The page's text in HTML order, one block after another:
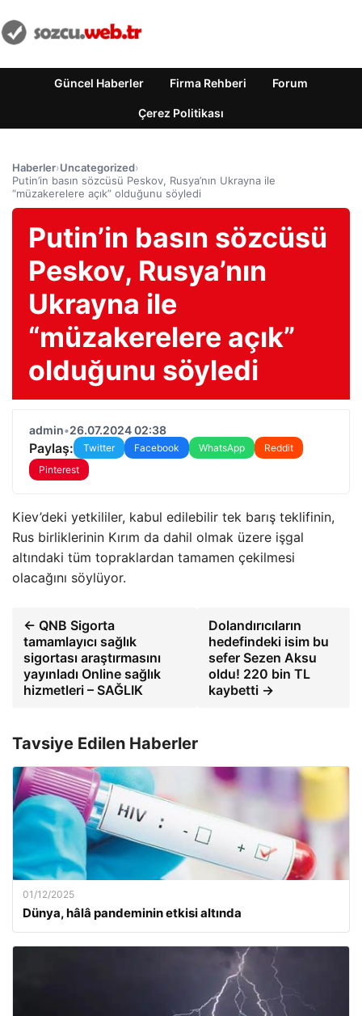
Güncel Haberler Firma Rehberi Forum
Çerez Politikası
Haberler›Uncategorized›
Putin’in basın sözcüsü Peskov, Rusya’nın Ukrayna ile
“müzakerelere açık” olduğunu söyledi
Putin’in basın sözcüsü
Peskov, Rusya’nın
Ukrayna ile
“müzakerelere açık”
olduğunu söyledi
admin•26.07.2024 02:38
Paylaş: Twitter Facebook WhatsApp
Reddit
Pinterest
Kiev’deki yetkililer, kabul edilebilir tek barış teklifinin,
Rus birliklerinin Kırım da dahil olmak üzere işgal
altındaki tüm topraklardan tamamen çekilmesi
olacağını söylüyor.
← QNB Sigorta
tamamlayıcı sağlık
sigortası araştırmasını
yayınladı Online sağlık
hizmetleri – SAĞLIK
Dolandırıcıların
hedefindeki isim bu
sefer Sezen Aksu
oldu! 220 bin TL
kaybetti →
Tavsiye Edilen Haberler
01/12/2025
Dünya, hâlâ pandeminin etkisi altında